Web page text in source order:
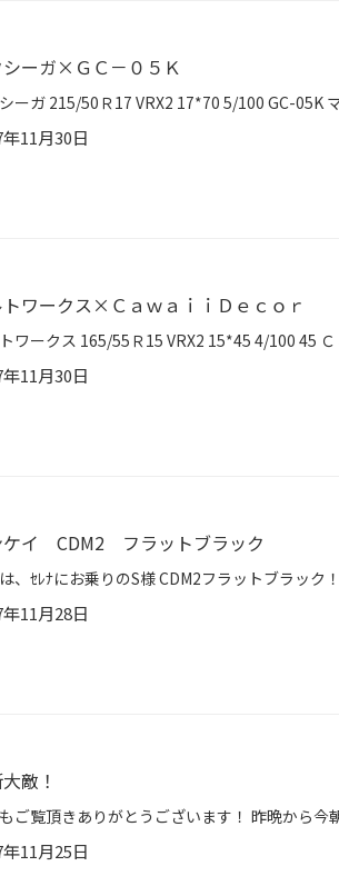
シーガ×ＧＣ－０５Ｋ
11月30日
ワークス×ＣａｗａｉｉＤｅｃｏｒ
11月30日
ケイ CDM2 フラットブラック
11月28日
敵！
11月25日